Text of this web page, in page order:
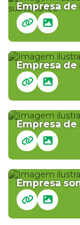
Empresa
Empresa
Empresa
Empresa